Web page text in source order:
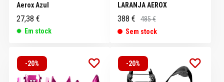
Aerox Azul
27,38 €
Em stock
LARANJA AEROX
388 €
485 €
Sem stock
-20% -20%